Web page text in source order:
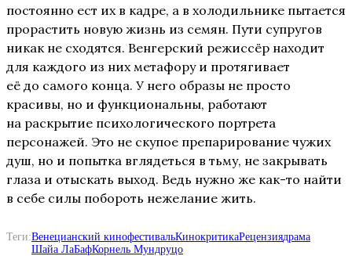
постоянно ест их в кадре, а в холодильнике пытается
прорастить новую жизнь из семян. Пути супругов
никак не сходятся. Венгерский режиссёр находит
для каждого из них метафору и протягивает
её до самого конца. У него образы не просто
красивы, но и функциональны, работают
на раскрытие психологического портрета
персонажей. Это не скупое препарирование чужих
душ, но и попытка вглядеться в тьму, не закрывать
глаза и отыскать выход. Ведь нужно же как-то найти
в себе силы побороть нежелание жить.
Теги:Венецианский кинофестивальКинокритикаРецензиядрама
Шайа ЛаБафКорнель Мундруцо